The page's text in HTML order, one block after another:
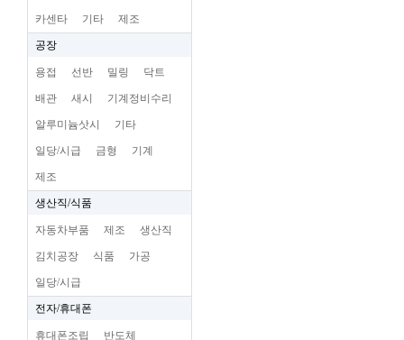
카센타 기타 제조
공장
용접 선반 밀링 닥트
배관 새시 기계정비수리
알루미늄삿시 기타
일당/시급 금형 기계
제조
생산직/식품
자동차부품 제조 생산직
김치공장 식품 가공
일당/시급
전자/휴대폰
휴대폰조립 반도체